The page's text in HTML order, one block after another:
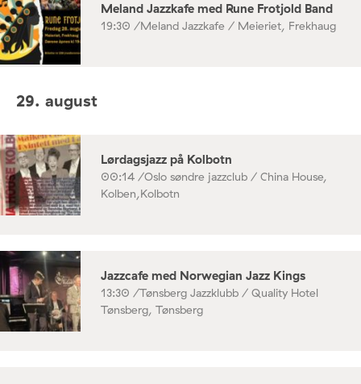
Meland Jazzkafe med Rune Frotjold Band
19:30 /Meland Jazzkafe / Meieriet, Frekhaug
29. august
Lørdagsjazz på Kolbotn
00:14 /Oslo søndre jazzclub / China House,
Kolben,Kolbotn
Jazzcafe med Norwegian Jazz Kings
13:30 /Tønsberg Jazzklubb / Quality Hotel
Tønsberg, Tønsberg